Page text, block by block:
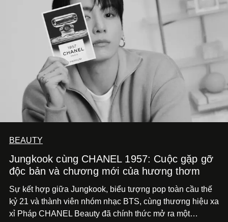
BEAUTY
Jungkook cùng CHANEL 1957: Cuộc gặp gỡ
độc bản và chương mới của hương thơm
Sự kết hợp giữa Jungkook, biểu tượng pop toàn cầu thế
kỷ 21 và thành viên nhóm nhạc BTS, cùng thương hiệu xa
xỉ Pháp CHANEL Beauty đã chính thức mở ra một